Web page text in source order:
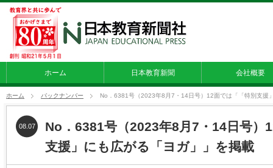
ホーム 日本教育新聞 会社概要
ホーム バックナンバー No．6381号（2023年8月7・14日号）12面では「「特別支援
No．6381号（2023年8月7・14日号）
支援」にも広がる「ヨガ」」を掲載
08.07